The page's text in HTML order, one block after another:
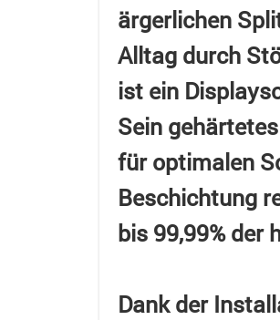
ärgerlichen
Alltag durch
ist ein
Sein
für optimalen
Beschichtung
bis 99,99% der
Dank der